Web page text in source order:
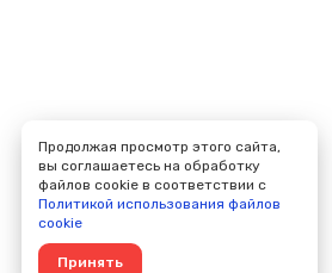
Продолжая просмотр этого сайта,
вы соглашаетесь на обработку
файлов cookie в соответствии с
Политикой использования файлов
cookie
Принять